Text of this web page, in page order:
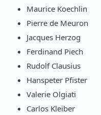
Maurice Koechlin
Pierre de Meuron
Jacques Herzog
Ferdinand Piech
Rudolf Clausius
Hanspeter Pfister
Valerie Olgiati
Carlos Kleiber